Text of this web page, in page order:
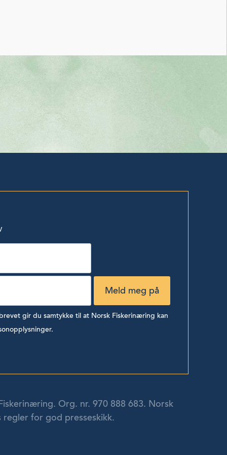
gir du samtykke til at Norsk Fiskerinæring kan
Org. nr. 970 888 683. Norsk
for god presseskikk.